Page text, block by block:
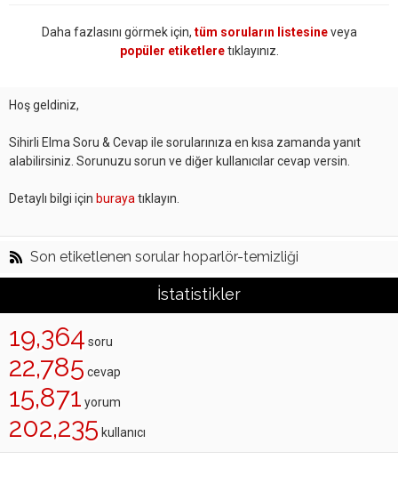
Daha fazlasını görmek için, tüm soruların listesineveya
popüler etiketleretıklayınız.
Hoş geldiniz,
Sihirli Elma Soru & Cevap ile sorularınıza en kısa zamanda yanıt
alabilirsiniz. Sorunuzu sorun ve diğer kullanıcılar cevap versin.
Detaylı bilgi için buraya tıklayın.
Son etiketlenen sorular hoparlör-temizliği
İstatistikler
19,364 soru
22,785 cevap
15,871 yorum
202,235 kullanıcı